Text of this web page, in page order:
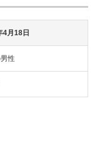
4月18日
性